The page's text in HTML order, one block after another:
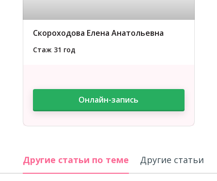
Скороходова Елена Анатольевна
Стаж 31 год
Онлайн-запись
Другие статьи по теме